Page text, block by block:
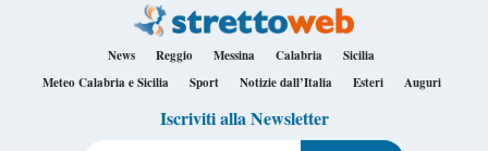
News Reggio Messina Calabria
Sicilia
Meteo Calabria e Sicilia
Sport Notizie dall’Italia Esteri Auguri
Iscriviti alla Newsletter